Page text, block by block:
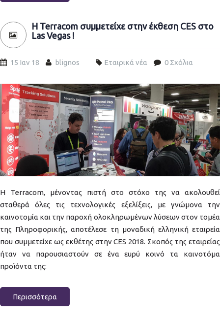
Η Terracom συμμετείχε στην έκθεση CES στο
Las Vegas !
15 Ιαν 18 blignos Εταιρικά νέα 0 Σχόλια
spotypal_ces2018_slide1.jpg
Η Terracom, μένοντας πιστή στο στόχο της να ακολουθεί
σταθερά όλες τις τεχνολογικές εξελίξεις, με γνώμονα την
καινοτομία και την παροχή ολοκληρωμένων λύσεων στον τομέα
της Πληροφορικής, αποτέλεσε τη μοναδική ελληνική εταιρεία
που συμμετείχε ως εκθέτης στην CES 2018. Σκοπός της εταιρείας
ήταν να παρουσιαστούν σε ένα ευρύ κοινό τα καινοτόμα
προϊόντα της:
Περισσότερα